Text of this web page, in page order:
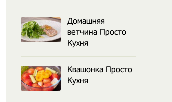
Домашняя
ветчина Просто
Кухня
Квашонка Просто
Кухня